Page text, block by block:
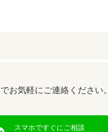
お気軽にご連絡ください。
スマホですぐにご相談